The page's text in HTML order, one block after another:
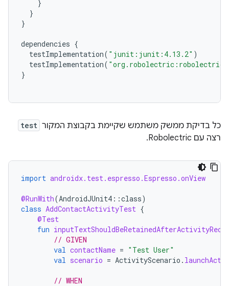
}
}
}
dependencies {
testImplementation( "junit:junit:4.13.2" )
testImplementation(
}
כל בדיקת ממשק משתמש שקיימת בקבוצת המקור test
רצה עם Robolectric.
import androidx.test.espresso.Espresso.onView
@RunWith(AndroidJUnit4 ::class)
class AddContactActivityTest {
@Test
fun
// GIVEN
val contactName = "Test User"
val scenario = ActivityScenario .
// WHEN